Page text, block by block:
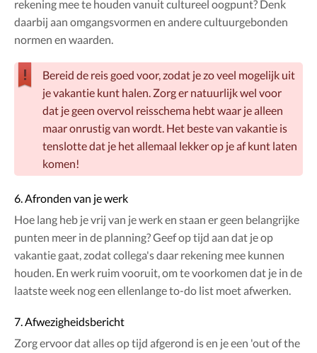
rekening mee te houden vanuit cultureel oogpunt? Denk
daarbij aan omgangsvormen en andere cultuurgebonden
normen en waarden.
Bereid de reis goed voor, zodat je zo veel mogelijk uit
je vakantie kunt halen. Zorg er natuurlijk wel voor
dat je geen overvol reisschema hebt waar je alleen
maar onrustig van wordt. Het beste van vakantie is
tenslotte dat je het allemaal lekker op je af kunt laten
komen!
6. Afronden van je werk
Hoe lang heb je vrij van je werk en staan er geen belangrijke
punten meer in de planning? Geef op tijd aan dat je op
vakantie gaat, zodat collega's daar rekening mee kunnen
houden. En werk ruim vooruit, om te voorkomen dat je in de
laatste week nog een ellenlange to-do list moet afwerken.
7. Afwezigheidsbericht
Zorg ervoor dat alles op tijd afgerond is en je een 'out of the